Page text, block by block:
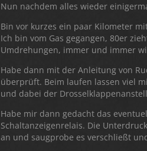
Nun nachdem alles wieder
Bin vor kurzes ein paar Kilometer
Ich bin vom Gas gegangen, 80er
Umdrehungen, immer und immer
Habe dann mit der Anleitung von
überprüft. Beim laufen lassen viel
und dabei der
Habe mir dann gedacht das
Schaltanzeigenrelais. Die
an und saugprobe es verschließt